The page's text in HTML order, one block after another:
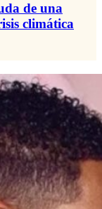
de una
climática